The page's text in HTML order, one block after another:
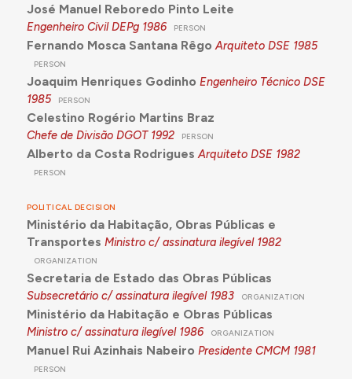
José Manuel Reboredo Pinto Leite
Engenheiro Civil DEPg 1986 PERSON
Fernando Mosca Santana Rêgo Arquiteto DSE 1985
PERSON
Joaquim Henriques Godinho Engenheiro Técnico DSE
1985
PERSON
Celestino Rogério Martins Braz
Chefe de Divisão DGOT 1992 PERSON
Alberto da Costa Rodrigues Arquiteto DSE 1982
PERSON
POLITICAL DECISION
Ministério da Habitação, Obras Públicas e
Transportes Ministro c/ assinatura ilegível 1982
ORGANIZATION
Secretaria de Estado das Obras Públicas
Subsecretário c/ assinatura ilegível 1983 ORGANIZATION
Ministério da Habitação e Obras Públicas
Ministro c/ assinatura ilegível 1986 ORGANIZATION
Manuel Rui Azinhais Nabeiro Presidente CMCM 1981
PERSON